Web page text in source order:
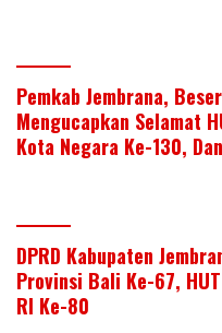
Pemkab Jembrana,
Mengucapkan Selamat
Kota Negara Ke-130,
DPRD Kabupaten
Provinsi Bali Ke-67,
RI Ke-80